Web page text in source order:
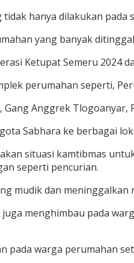
hanya dilakukan
yang banyak
Ketupat Semeru 2024
perumahan seperti,
Gang Anggrek
Sabhara ke berbagai
situasi kamtibmas
seperti pencurian.
mudik dan
menghimbau pada
pada warga perumahan